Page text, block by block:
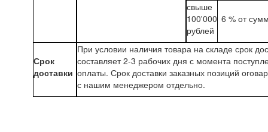
свыше
100'000
рублей
6 % от
Срок
доставки
При условии наличия товара на складе срок
составляет 2-3 рабочих дня с момента
оплаты. Срок доставки заказных позиций
с нашим менеджером отдельно.